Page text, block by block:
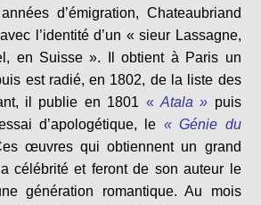
d’émigration, Chateaubriand
l’identité d’un « sieur Lassagne,
en Suisse ». Il obtient à Paris un
est radié, en 1802, de la liste des
il publie en 1801 « Atala » puis
d’apologétique, le « Génie du
œuvres qui obtiennent un grand
célébrité et feront de son auteur le
génération romantique. Au mois